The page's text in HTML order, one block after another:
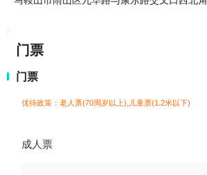
门票
门票
优待政策：老人票(70周岁以上),儿童票(1.2米以下)
成人票